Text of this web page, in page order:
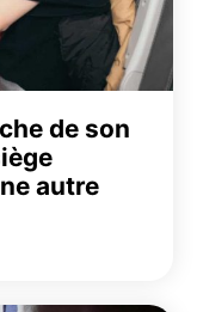
de son
autre